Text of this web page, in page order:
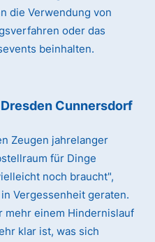
die Verwendung von
oder das
beinhalten.
Cunnersdorf
Zeugen jahrelanger
für Dinge
noch braucht",
Vergessenheit geraten.
mehr einem Hindernislauf
klar ist, was sich